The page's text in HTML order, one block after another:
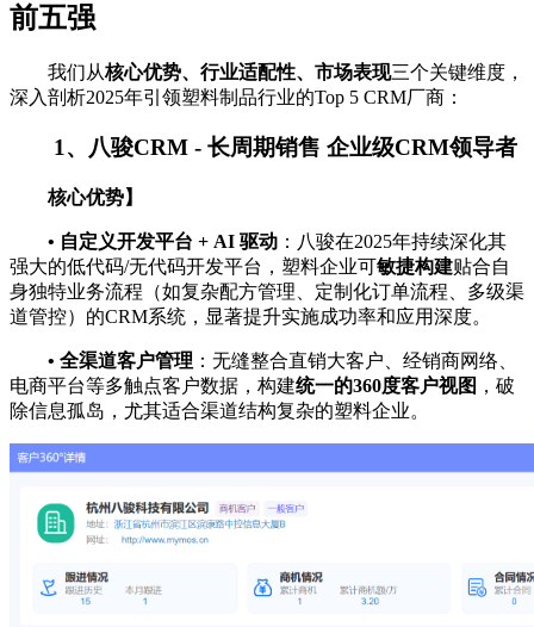
前五强
我们从核心优势、行业适配性、市场表现三个关键维度，
深入剖析2025年引领塑料制品行业的Top 5 CRM厂商：
1、八骏CRM - 长周期销售 企业级CRM领导者
核心优势】
• 自定义开发平台 + AI 驱动 ：八骏在2025年持续深化其
强大的低代码/无代码开发平台，塑料企业可敏捷构建贴合自
身独特业务流程（如复杂配方管理、定制化订单流程、多级渠
道管控）的CRM系统，显著提升实施成功率和应用深度。
• 全渠道客户管理 ：无缝整合直销大客户、经销商网络、
电商平台等多触点客户数据，构建统一的360度客户视图 ，破
除信息孤岛，尤其适合渠道结构复杂的塑料企业。